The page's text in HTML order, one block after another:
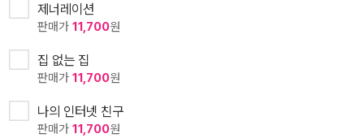
제너레이션
판매가 11,700원
집 없는 집
판매가 11,700원
나의 인터넷 친구
판매가 11,700원